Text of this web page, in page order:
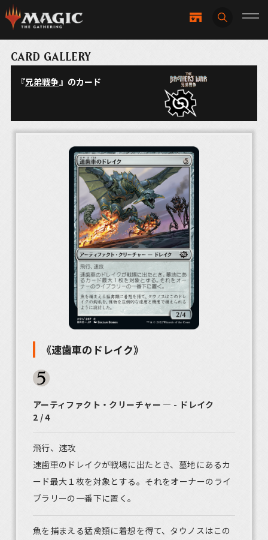
CARD GALLERY
『兄弟戦争』のカード
《速歯車のドレイク》
アーティファクト・クリーチャー ― - ドレイク
2 / 4
飛行、速攻
速歯車のドレイクが戦場に出たとき、墓地にあるカ
ード最大１枚を対象とする。それをオーナーのライ
ブラリーの一番下に置く。
魚を捕まえる猛禽類に着想を得て、タウノスはこの